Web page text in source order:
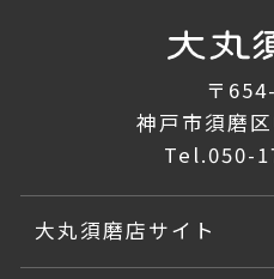
〒
神戸市須磨
Tel.050-
大丸須磨店サイト